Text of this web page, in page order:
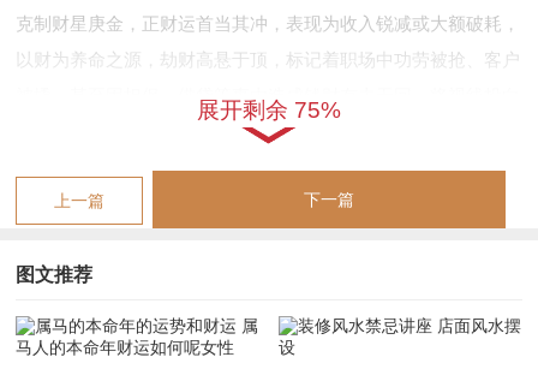
克制财星庚金，正财运首当其冲，表现为收入锐减或大额破耗，
以财为养命之源，劫财高悬于顶，标记着职场中功劳被抢、客户
被撬，甚至因担保、借贷等事由造成钱财有去无回，将视线投向
宫位，财星如无强根，则加薪无望、提成缩水；那若是身强比劫
为忌者，更是赚辛苦钱却为他人作嫁衣。
透出，易激发人炒股、或投资高风险项目之贪念，但劫财近身肉
搏，非但难有斩获，反而极易血本无归，唯从流月观之，夏末初
秋金气渐起时偏财稍见明朗，但仍不宜恋战，落袋为安方为上
展开剩余 75%
上一篇 下一篇
图文推荐